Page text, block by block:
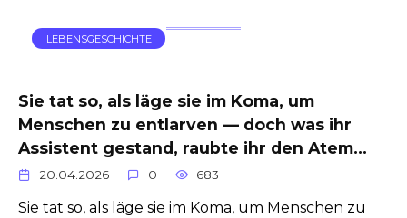
LEBENSGESCHICHTE
Sie tat so, als läge sie im Koma, um
Menschen zu entlarven — doch was ihr
Assistent gestand, raubte ihr den Atem…
20.04.2026 0 683
Sie tat so, als läge sie im Koma, um Menschen zu